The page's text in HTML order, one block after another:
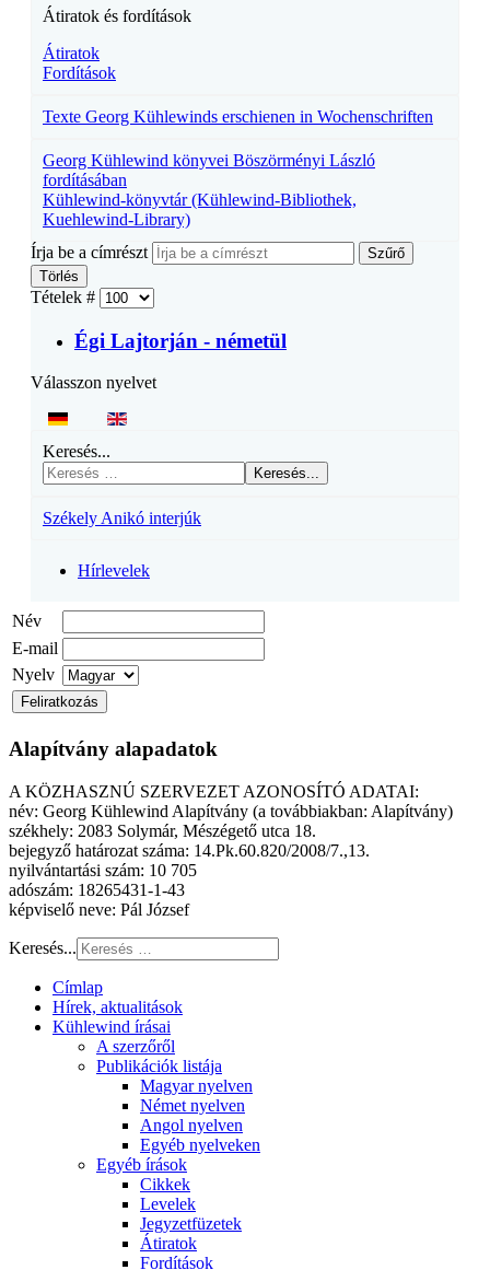
Átiratok és fordítások
Átiratok
Fordítások
Texte Georg Kühlewinds erschienen in Wochenschriften
Georg Kühlewind könyvei Böszörményi László
fordításában
Kühlewind-könyvtár (Kühlewind-Bibliothek,
Kuehlewind-Library)
Írja be a címrészt
Szűrő
Törlés
Tételek #
Égi Lajtorján - németül
Válasszon nyelvet
Keresés...
Keresés...
Székely Anikó interjúk
Hírlevelek
Név
E-mail
Nyelv
Alapítvány alapadatok
A KÖZHASZNÚ SZERVEZET AZONOSÍTÓ ADATAI:
név: Georg Kühlewind Alapítvány (a továbbiakban: Alapítvány)
székhely: 2083 Solymár, Mészégető utca 18.
bejegyző határozat száma: 14.Pk.60.820/2008/7.,13.
nyilvántartási szám: 10 705
adószám: 18265431-1-43
képviselő neve: Pál József
Keresés...
Címlap
Hírek, aktualitások
Kühlewind írásai
A szerzőről
Publikációk listája
Magyar nyelven
Német nyelven
Angol nyelven
Egyéb nyelveken
Egyéb írások
Cikkek
Levelek
Jegyzetfüzetek
Átiratok
Fordítások